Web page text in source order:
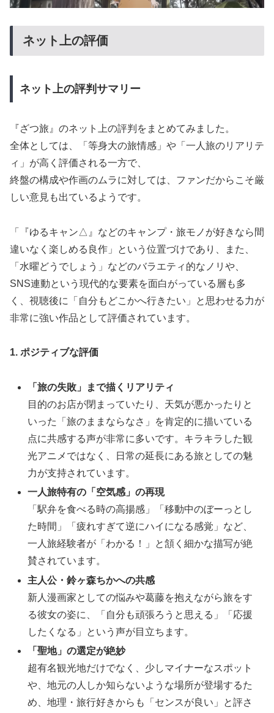
ネット上の評価
ネット上の評判サマリー
『ざつ旅』のネット上の評判をまとめてみました。
全体としては、「等身大の旅情感」や「一人旅のリアリテ
ィ」が高く評価される一方で、
終盤の構成や作画のムラに対しては、ファンだからこそ厳
しい意見も出ているようです。
「『ゆるキャン△』などのキャンプ・旅モノが好きなら間
違いなく楽しめる良作」という位置づけであり、また、
「水曜どうでしょう」などのバラエティ的なノリや、
SNS連動という現代的な要素を面白がっている層も多
く、視聴後に「自分もどこかへ行きたい」と思わせる力が
非常に強い作品として評価されています。
1. ポジティブな評価
「旅の失敗」まで描くリアリティ
目的のお店が閉まっていたり、天気が悪かったりと
いった「旅のままならなさ」を肯定的に描いている
点に共感する声が非常に多いです。キラキラした観
光アニメではなく、日常の延長にある旅としての魅
力が支持されています。
一人旅特有の「空気感」の再現
「駅弁を食べる時の高揚感」「移動中のぼーっとし
た時間」「疲れすぎて逆にハイになる感覚」など、
一人旅経験者が「わかる！」と頷く細かな描写が絶
賛されています。
主人公・鈴ヶ森ちかへの共感
新人漫画家としての悩みや葛藤を抱えながら旅をす
る彼女の姿に、「自分も頑張ろうと思える」「応援
したくなる」という声が目立ちます。
「聖地」の選定が絶妙
超有名観光地だけでなく、少しマイナーなスポット
や、地元の人しか知らないような場所が登場するた
め、地理・旅行好きからも「センスが良い」と評さ